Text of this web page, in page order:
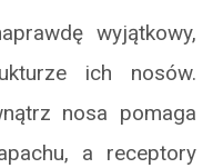
wyjątkowy,
ich nosów.
nosa pomaga
a receptory